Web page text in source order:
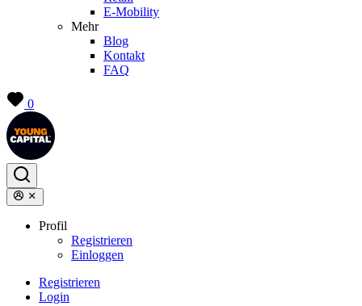
E-Mobility
Mehr
Blog
Kontakt
FAQ
0
Profil
Registrieren
Einloggen
Registrieren
Login